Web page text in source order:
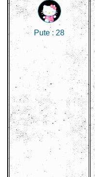
Pute : 28